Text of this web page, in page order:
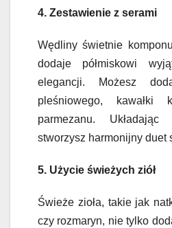
4. Zestawienie z serami
Wędliny świetnie
dodaje półmiskowi
elegancji. Możesz
pleśniowego,
parmezanu.
stworzysz harmonijny duet
5. Użycie świeżych ziół
Świeże zioła, takie jak
czy rozmaryn, nie tylko